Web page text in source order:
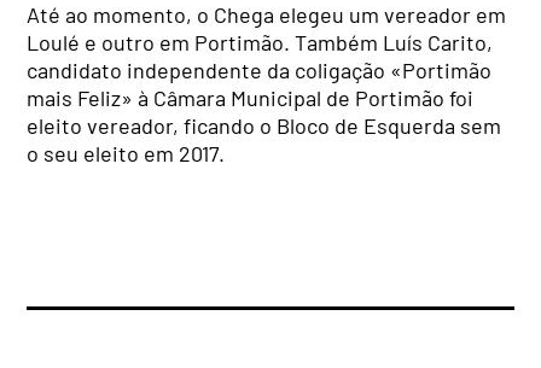
Até ao momento, o Chega elegeu um vereador em
Loulé e outro em Portimão. Também Luís Carito,
candidato independente da coligação «Portimão
mais Feliz» à Câmara Municipal de Portimão foi
eleito vereador, ficando o Bloco de Esquerda sem
o seu eleito em 2017.